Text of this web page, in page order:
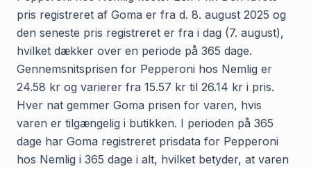
pris registreret af Goma er fra d. 8. august 2025 og
den seneste pris registreret er fra i dag (7. august),
hvilket dækker over en periode på 365 dage.
Gennemsnitsprisen for Pepperoni hos Nemlig er
24.58 kr og varierer fra 15.57 kr til 26.14 kr i pris.
Hver nat gemmer Goma prisen for varen, hvis
varen er tilgængelig i butikken. I perioden på 365
dage har Goma registreret prisdata for Pepperoni
hos Nemlig i 365 dage i alt, hvilket betyder, at varen